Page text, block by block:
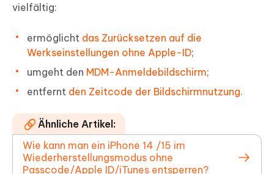
vielfältig:
ermöglicht das Zurücksetzen auf die
Werkseinstellungen ohne Apple-ID;
umgeht den MDM-Anmeldebildschirm;
entfernt den Zeitcode der Bildschirmnutzung.
Ähnliche Artikel:
Wie kann man ein iPhone 14 /15 im
Wiederherstellungsmodus ohne
Passcode/Apple ID/iTunes entsperren?